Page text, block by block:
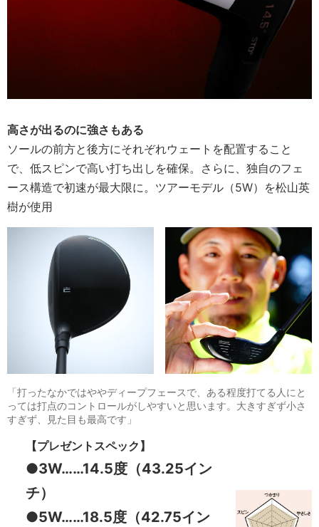
高さが出るのに強さもある
ソールの前方と後方にそれぞれウェートを配置すること
で、低スピンで高い打ち出しを確保。さらに、独自のフェ
ース構造で初速が最大限に。ツアーモデル（5W）を松山英
樹が使用
「打ったなかではややディープフェースで、ある程度打てる人にと
っては打点のコントロールがしやすいと思います。大きすぎず小さ
すぎず、見た目も最高です」
【プレゼントスペック】
●3W……14.5度（43.25イン
チ）
●5W……18.5度（42.75イン